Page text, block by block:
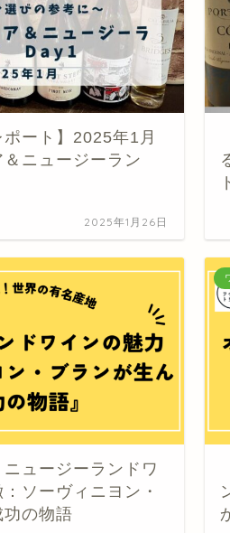
ポート】2025年1月
＆ニュージーラン
2025年1月26日
ニュージーランドワ
ソーヴィニヨン・
の物語